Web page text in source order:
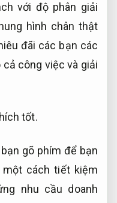
với độ phân giải
hình chân thật
đãi các bạn các
công việc và giải
tốt.
gõ phím để bạn
cách tiết kiệm
nhu cầu doanh